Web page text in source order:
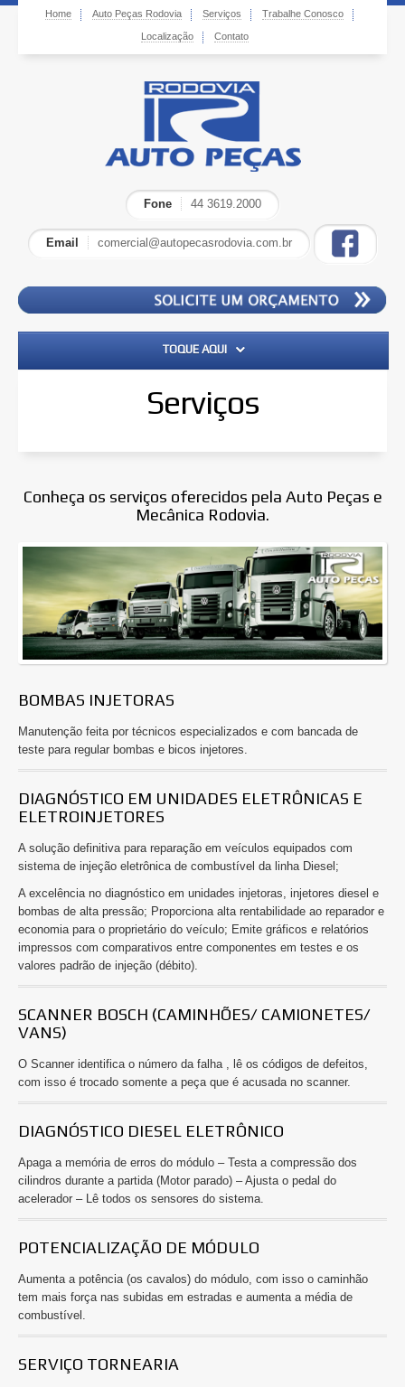
Home Auto Peças Rodovia Serviços Trabalhe Conosco
Localização Contato
Fone 44 3619.2000
Email comercial@autopecasrodovia.com.br
TOQUE AQUI
Localização
Contato
Serviços
Conheça os serviços oferecidos pela Auto Peças e
Mecânica Rodovia.
BOMBAS INJETORAS
Manutenção feita por técnicos especializados e com bancada de
teste para regular bombas e bicos injetores.
DIAGNÓSTICO EM UNIDADES ELETRÔNICAS E
ELETROINJETORES
A solução definitiva para reparação em veículos equipados com
sistema de injeção eletrônica de combustível da linha Diesel;
A excelência no diagnóstico em unidades injetoras, injetores diesel e
bombas de alta pressão; Proporciona alta rentabilidade ao reparador e
economia para o proprietário do veículo; Emite gráficos e relatórios
impressos com comparativos entre componentes em testes e os
valores padrão de injeção (débito).
SCANNER BOSCH (CAMINHÕES/ CAMIONETES/
VANS)
O Scanner identifica o número da falha , lê os códigos de defeitos,
com isso é trocado somente a peça que é acusada no scanner.
DIAGNÓSTICO DIESEL ELETRÔNICO
Apaga a memória de erros do módulo – Testa a compressão dos
cilindros durante a partida (Motor parado) – Ajusta o pedal do
acelerador – Lê todos os sensores do sistema.
POTENCIALIZAÇÃO DE MÓDULO
Aumenta a potência (os cavalos) do módulo, com isso o caminhão
tem mais força nas subidas em estradas e aumenta a média de
combustível.
SERVIÇO TORNEARIA